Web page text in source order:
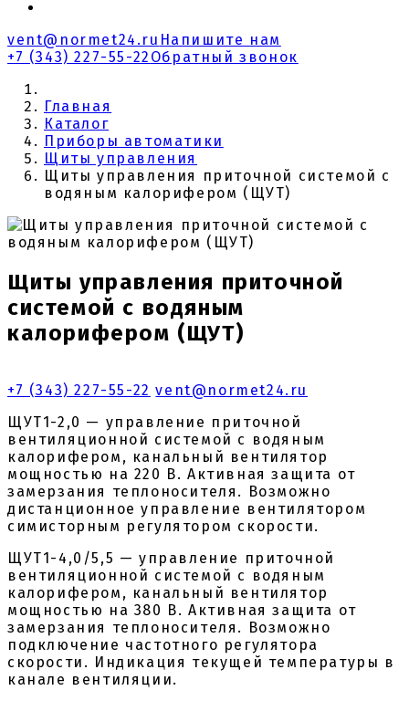
vent@normet24.ru Напишите нам
+7 (343) 227-55-22 Обратный звонок
Главная
Каталог
Приборы автоматики
Щиты управления
Щиты управления приточной системой с
водяным калорифером (ЩУТ)
Щиты управления приточной
системой с водяным
калорифером (ЩУТ)
+7 (343) 227-55-22 vent@normet24.ru
ЩУТ1-2,0 — управление приточной
вентиляционной системой с водяным
калорифером, канальный вентилятор
мощностью на 220 В. Активная защита от
замерзания теплоносителя. Возможно
дистанционное управление вентилятором
симисторным регулятором скорости.
ЩУТ1-4,0/5,5 — управление приточной
вентиляционной системой с водяным
калорифером, канальный вентилятор
мощностью на 380 В. Активная защита от
замерзания теплоносителя. Возможно
подключение частотного регулятора
скорости. Индикация текущей температуры в
канале вентиляции.